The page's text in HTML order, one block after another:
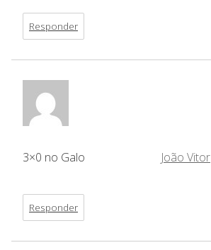
Responder
João Vitor
3×0 no Galo
Responder